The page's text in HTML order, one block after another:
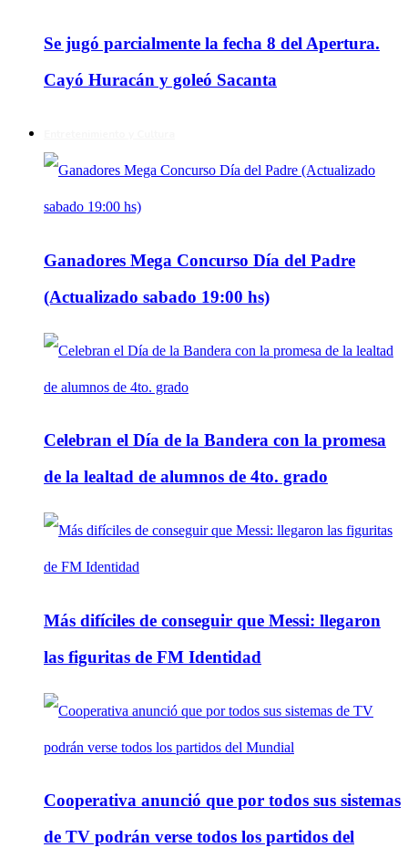
Se jugó parcialmente la fecha 8 del Apertura.
Cayó Huracán y goleó Sacanta
Ganadores Mega Concurso Día del Padre
(Actualizado sabado 19:00 hs)
Celebran el Día de la Bandera con la promesa
de la lealtad de alumnos de 4to. grado
Más difíciles de conseguir que Messi: llegaron
las figuritas de FM Identidad
Cooperativa anunció que por todos sus sistemas
de TV podrán verse todos los partidos del